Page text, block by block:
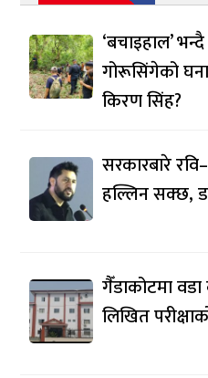
‘बचाइहाल’
गोरूसिंगेको
किरण सिंह?
सरकारबारे
हल्लिन सक्छ,
गैँडाकोटमा
लिखित